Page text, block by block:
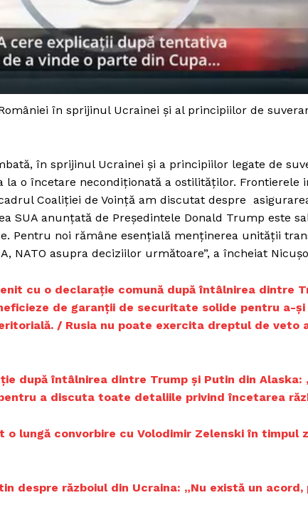
Un proiect
FREEDOM HOUSE
ROMÂNIA
Proiecte editoriale
Rețea
Contact
în sprijinul Ucrainei și al principiilor de
în sprijinul Ucrainei și a principiilor legate de
la o încetare necondiționată a ostilităților. Frontierele
Coaliției de Voință am discutat despre
SUA anunțată de Președintele Donald Trump este
Pentru noi rămâne esențială menținerea unității
NATO asupra deciziilor următoare”, a încheiat
cu o declarație comună după întâlnirea dintre
de garanții de securitate solide pentru a-și
/ Rusia nu poate exercita dreptul de veto
după întâlnirea dintre Trump și Putin din Alaska:
a discuta toate detaliile privind încetarea
o lungă convorbire cu Volodimir Zelenski în timpul
despre războiul din Ucraina: „Nu există un acord,